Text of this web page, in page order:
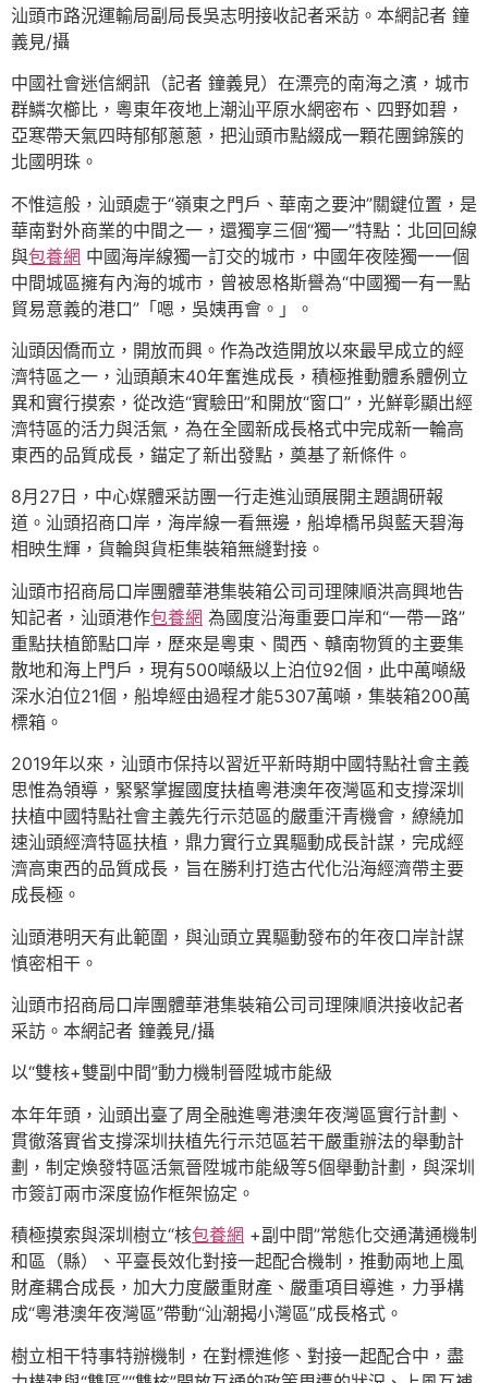
汕頭市路況運輸局副局長吳志明接收記者采訪。本網記者 鐘
義見/攝
中國社會迷信網訊（記者 鐘義見）在漂亮的南海之濱，城市
群鱗次櫛比，粵東年夜地上潮汕平原水網密布、四野如碧，
亞寒帶天氣四時郁郁蔥蔥，把汕頭市點綴成一顆花團錦簇的
北國明珠。
不惟這般，汕頭處于“嶺東之門戶、華南之要沖”關鍵位置，是
華南對外商業的中間之一，還獨享三個“獨一”特點：北回回線
與包養網 中國海岸線獨一訂交的城市，中國年夜陸獨一一個
中間城區擁有內海的城市，曾被恩格斯譽為“中國獨一有一點
貿易意義的港口”「嗯，吳姨再會。」。
汕頭因僑而立，開放而興。作為改造開放以來最早成立的經
濟特區之一，汕頭顛末40年奮進成長，積極推動體系體例立
異和實行摸索，從改造“實驗田”和開放“窗口”，光鮮彰顯出經
濟特區的活力與活氣，為在全國新成長格式中完成新一輪高
東西的品質成長，錨定了新出發點，奠基了新條件。
8月27日，中心媒體采訪團一行走進汕頭展開主題調研報
道。汕頭招商口岸，海岸線一看無邊，船埠橋吊與藍天碧海
相映生輝，貨輪與貨柜集裝箱無縫對接。
汕頭市招商局口岸團體華港集裝箱公司司理陳順洪高興地告
知記者，汕頭港作包養網 為國度沿海重要口岸和“一帶一路”
重點扶植節點口岸，歷來是粵東、閩西、贛南物質的主要集
散地和海上門戶，現有500噸級以上泊位92個，此中萬噸級
深水泊位21個，船埠經由過程才能5307萬噸，集裝箱200萬
標箱。
2019年以來，汕頭市保持以習近平新時期中國特點社會主義
思惟為領導，緊緊掌握國度扶植粵港澳年夜灣區和支撐深圳
扶植中國特點社會主義先行示范區的嚴重汗青機會，繚繞加
速汕頭經濟特區扶植，鼎力實行立異驅動成長計謀，完成經
濟高東西的品質成長，旨在勝利打造古代化沿海經濟帶主要
成長極。
汕頭港明天有此範圍，與汕頭立異驅動發布的年夜口岸計謀
慎密相干。
汕頭市招商局口岸團體華港集裝箱公司司理陳順洪接收記者
采訪。本網記者 鐘義見/攝
以“雙核+雙副中間”動力機制晉陞城市能級
本年年頭，汕頭出臺了周全融進粵港澳年夜灣區實行計劃、
貫徹落實省支撐深圳扶植先行示范區若干嚴重辦法的舉動計
劃，制定煥發特區活氣晉陞城市能級等5個舉動計劃，與深圳
市簽訂兩市深度協作框架協定。
積極摸索與深圳樹立“核包養網 +副中間”常態化交通溝通機制
和區（縣）、平臺長效化對接一起配合機制，推動兩地上風
財產耦合成長，加大力度嚴重財產、嚴重項目導進，力爭構
成“粵港澳年夜灣區”帶動“汕潮揭小灣區”成長格式。
樹立相干特事特辦機制，在對標進修、對接一起配合中，盡